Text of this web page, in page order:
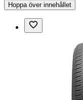
Hoppa över innehållet